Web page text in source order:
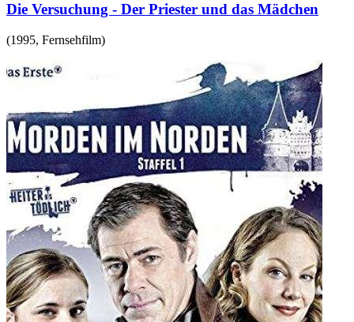
Die Versuchung - Der Priester und das Mädchen
(1995, Fernsehfilm)